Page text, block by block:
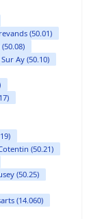
(50.01)
Ay (50.10)
(50.21)
(50.25)
(14.060)